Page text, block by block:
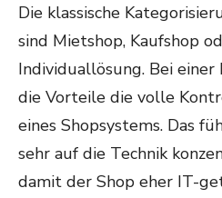
Die klassische
sind Mietshop, Kaufshop
Individuallösung. Bei
die Vorteile die volle
eines Shopsystems. Das
sehr auf die Technik
damit der Shop eher IT-